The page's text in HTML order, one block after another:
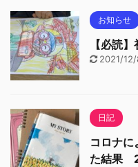
お知らせ
【必読
2021/
日記
コロナ
た結果